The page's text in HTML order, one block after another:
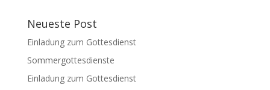
Neueste Post
Einladung zum Gottesdienst
Sommergottesdienste
Einladung zum Gottesdienst